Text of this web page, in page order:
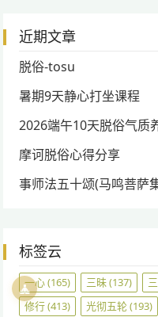
近期文章
脱俗-tosu
暑期9天静心打坐课程
2026端午10天脱俗气质
摩诃脱俗心得分享
事师法五十颂(马鸣菩萨
标签云
一心(165) 三昧(137)
修行(413) 光彻五轮(193)
🧘